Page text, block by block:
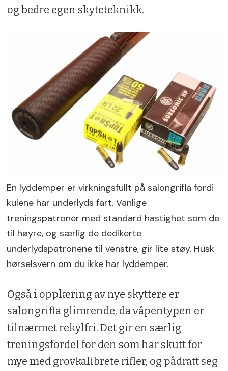
og bedre egen skyteteknikk.
En lyddemper er virkningsfullt på salongrifla fordi
kulene har underlyds fart. Vanlige
treningspatroner med standard hastighet som de
til høyre, og særlig de dedikerte
underlydspatronene til venstre, gir lite støy. Husk
hørselsvern om du ikke har lyddemper.
Også i opplæring av nye skyttere er
salongrifla glimrende, da våpentypen er
tilnærmet rekylfri. Det gir en særlig
treningsfordel for den som har skutt for
mye med grovkalibrete rifler, og pådratt seg